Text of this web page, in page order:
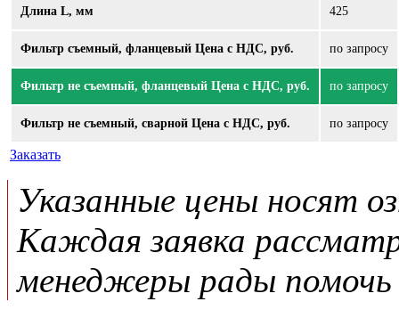
Длина L, мм 425
Фильтр съемный, фланцевый Цена с НДС, руб. по запросу
Фильтр не съемный, фланцевый Цена с НДС, руб. по запросу
Фильтр не съемный, сварной Цена с НДС, руб. по запросу
Заказать
Указанные цены носят
Каждая заявка
менеджеры рады